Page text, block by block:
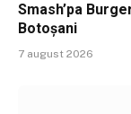
Smash’pa
Botoșani
7 august 2026